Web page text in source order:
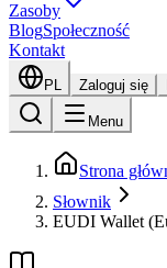
Zasoby
BlogSpołeczność
Kontakt
PL Zaloguj się
Menu
Strona
Słownik
EUDI Wallet